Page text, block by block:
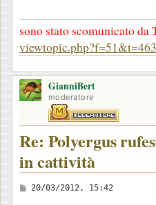
sono stato scomunicato da
GianniBert
moderatore
Re: Polyergus
in cattività
M
20/03/2012, 15:42